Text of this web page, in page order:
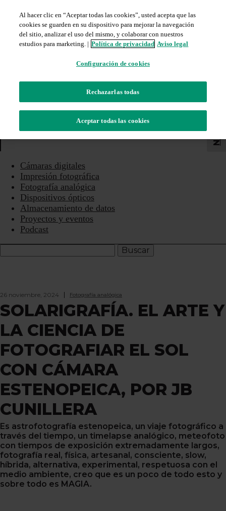
ÓPTICOS
ALMACENAMIENTO DE DATOSPROYECTOS Y EVENTOS
PODCAST
Cámaras digitales
Impresión fotográfica
Fotografía analógica
Dispositivos ópticos
Almacenamiento de datos
Proyectos y eventos
Podcast
26 noviembre, 2024 Fotografía analógica
SOLARIGRAFÍA. EL ARTE Y
LA CIENCIA DE
FOTOGRAFIAR EL SOL
CON CÁMARA
ESTENOPEICA, POR JB
CUNILLERA
Es astrofotografía estenopeica, un viaje fotográfico a
través del tiempo, un timelapse analógico, meteofoto
con tiempos de exposición extremadamente largos,
fotografía real, física, artesanal, consciente, slow,
híbrida, alternativa, experimental, respetuosa con el
medio ambiente, creo que es un poco de todo esto y
sobre todo es MAGIA.
Al hacer clic en “Aceptar todas las cookies”, usted acepta que las
cookies se guarden en su dispositivo para mejorar la navegación
del sitio, analizar el uso del mismo, y colaborar con nuestros
estudios para marketing. | Política de privacidad Aviso legal
Configuración de cookies
Rechazarlas todas
Aceptar todas las cookies